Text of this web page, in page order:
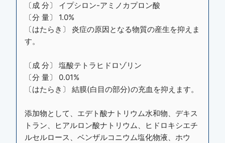
〔成 分〕 イプシロン-アミノカプロン酸
〔分 量〕 1.0%
〔はたらき〕 炎症の原因となる物質の産生を抑えま
す。
〔成 分〕 塩酸テトラヒドロゾリン
〔分 量〕 0.01%
〔はたらき〕 結膜(白目の部分)の充血を抑えます。
添加物として、エデト酸ナトリウム水和物、デキス
トラン、ヒアルロン酸ナトリウム、ヒドロキシエチ
ルセルロース、ベンザルコニウム塩化物液、ホウ